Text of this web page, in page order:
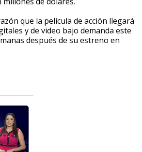
que la película de acción llegará
y de video bajo demanda este
después de su estreno en